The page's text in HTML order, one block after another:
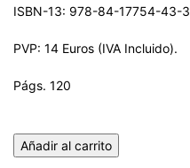
ISBN-13: 978-84-17754-43-3
PVP: 14 Euros (IVA Incluido).
Págs. 120
Añadir al carrito